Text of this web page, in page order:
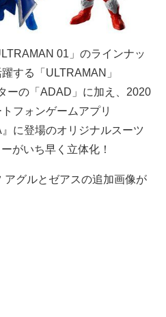
01」のラインナッ
する「ULTRAMAN」
ーの「ADAD」に加え、2020
フォンゲームアプリ
に登場のオリジナルスーツ
がいち早く立体化！
アグルとゼアスの追加画像が